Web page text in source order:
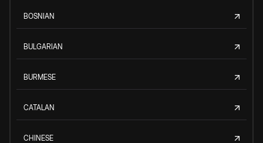
BOSNIAN
BULGARIAN
BURMESE
CATALAN
CHINESE